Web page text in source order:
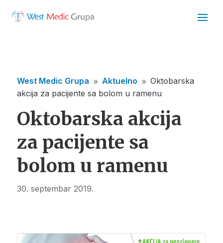
West Medic Grupa 9 Aktuelno 9 Oktobarska
akcija za pacijente sa bolom u ramenu
Oktobarska akcija
za pacijente sa
bolom u ramenu
30. septembar 2019.